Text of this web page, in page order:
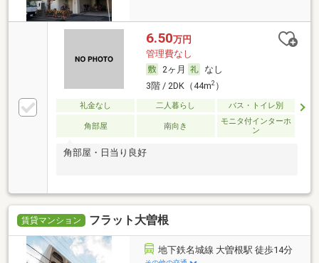
6.50万円
管理費なし
2ヶ月
なし
3階 / 2DK（44m2）
礼金なし 二人暮らし バス・トイレ別
角部屋 南向き
モニタ付インターホ
ン
角部屋・日当り良好
賃貸マンション フラット大曽根
地下鉄名城線 大曽根駅 徒歩14分